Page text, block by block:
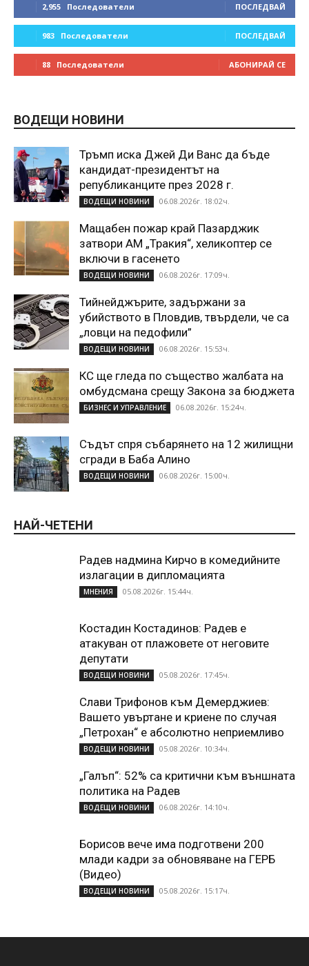
2,955 Последователи ПОСЛЕДВАЙ
983 Последователи ПОСЛЕДВАЙ
88 Последователи АБОНИРАЙ СЕ
ВОДЕЩИ НОВИНИ
Тръмп иска Джей Ди Ванс да бъде
кандидат-президентът на
републиканците през 2028 г.
ВОДЕЩИ НОВИНИ 06.08.2026г. 18:02ч.
Мащабен пожар край Пазарджик
затвори АМ „Тракия“, хеликоптер се
включи в гасенето
ВОДЕЩИ НОВИНИ 06.08.2026г. 17:09ч.
Тийнейджърите, задържани за
убийството в Пловдив, твърдели, че са
„ловци на педофили”
ВОДЕЩИ НОВИНИ 06.08.2026г. 15:53ч.
КС ще гледа по същество жалбата на
омбудсмана срещу Закона за бюджета
БИЗНЕС И УПРАВЛЕНИЕ 06.08.2026г. 15:24ч.
Съдът спря събарянето на 12 жилищни
сгради в Баба Алино
ВОДЕЩИ НОВИНИ 06.08.2026г. 15:00ч.
НАЙ-ЧЕТЕНИ
Радев надмина Кирчо в комедийните
излагации в дипломацията
МНЕНИЯ 05.08.2026г. 15:44ч.
Костадин Костадинов: Радев е
атакуван от плажoвете от неговите
депутати
ВОДЕЩИ НОВИНИ 05.08.2026г. 17:45ч.
Слави Трифонов към Демерджиев:
Вашето увъртане и криене по случая
„Петрохан“ е абсолютно неприемливо
ВОДЕЩИ НОВИНИ 05.08.2026г. 10:34ч.
„Галъп“: 52% са критични към външната
политика на Радев
ВОДЕЩИ НОВИНИ 06.08.2026г. 14:10ч.
Борисов вече има подготвени 200
млади кадри за обновяване на ГЕРБ
(Видео)
ВОДЕЩИ НОВИНИ 05.08.2026г. 15:17ч.